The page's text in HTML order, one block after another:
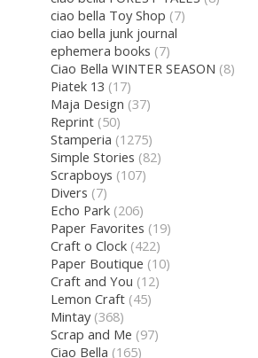
ciao bella Toy Shop (7)
ciao bella junk journal
ephemera books (7)
Ciao Bella WINTER SEASON (8)
Piatek 13 (17)
Maja Design (37)
Reprint (50)
Stamperia (1275)
Simple Stories (82)
Scrapboys (107)
Divers (7)
Echo Park (206)
Paper Favorites (19)
Craft o Clock (422)
Paper Boutique (10)
Craft and You (12)
Lemon Craft (45)
Mintay (368)
Scrap and Me (97)
Ciao Bella (165)